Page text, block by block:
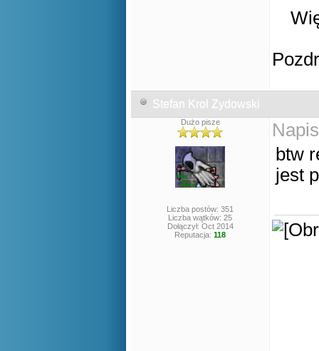
Stefan Krol Zydowski
Dużo pisze
Liczba postów: 351
Liczba wątków: 25
Dołączył: Oct 2014
Reputacja: 118
btw
jest